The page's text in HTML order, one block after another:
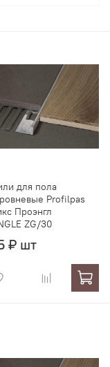
для пола
Profilpas
Проэнгл
ZG/30
₽ шт